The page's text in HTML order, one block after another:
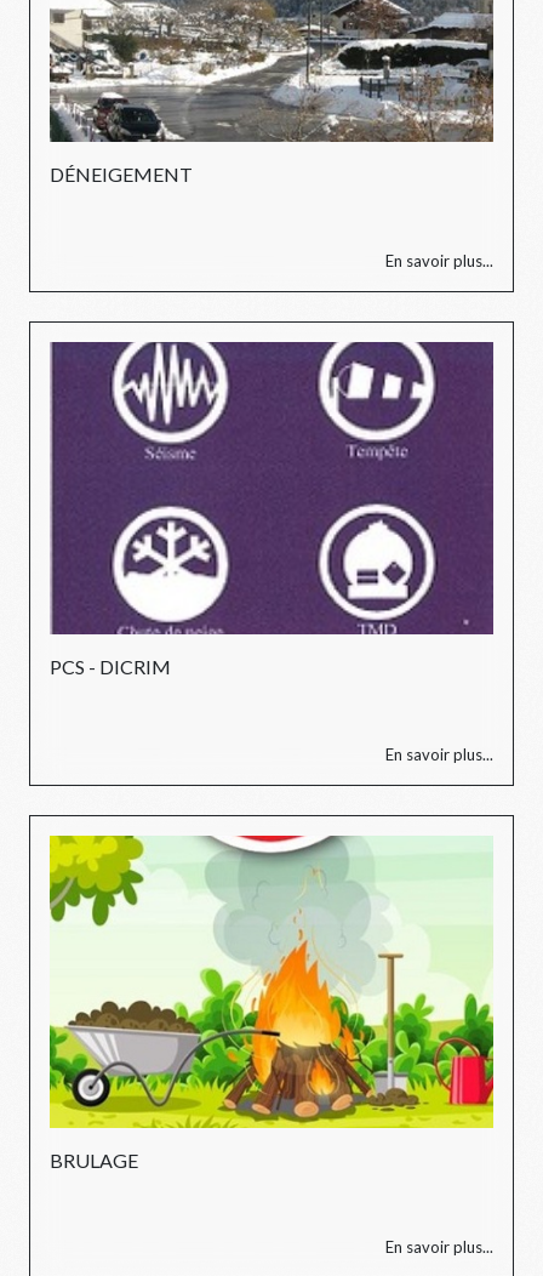
DÉNEIGEMENT
En savoir plus...
PCS - DICRIM
En savoir plus...
BRULAGE
En savoir plus...